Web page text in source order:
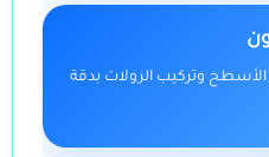
الأسطح وتركيب الرولات بدقة